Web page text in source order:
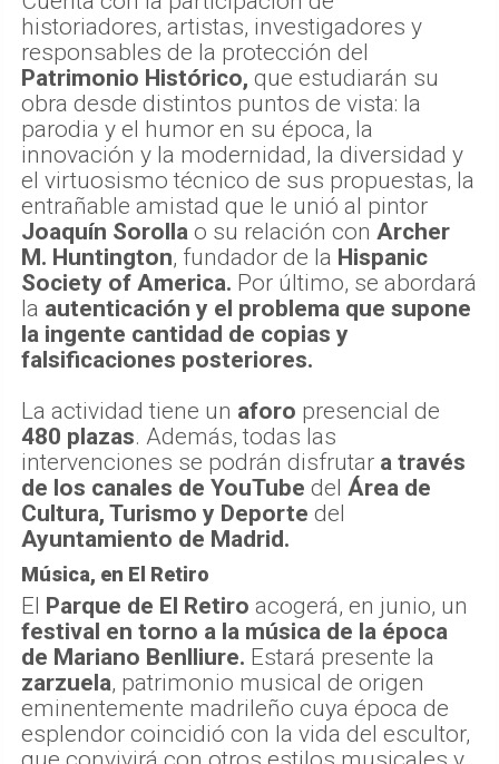
historiadores, artistas, investigadores y
responsables de la protección del
Patrimonio Histórico, que estudiarán su
obra desde distintos puntos de vista: la
parodia y el humor en su época, la
innovación y la modernidad, la diversidad y
el virtuosismo técnico de sus propuestas, la
entrañable amistad que le unió al pintor
Joaquín Sorolla o su relación con Archer
M. Huntington, fundador de la Hispanic
Society of America. Por último, se abordará
la autenticación y el problema que supone
la ingente cantidad de copias y
falsificaciones posteriores.
La actividad tiene un aforo presencial de
480 plazas. Además, todas las
intervenciones se podrán disfrutar a través
de los canales de YouTube del Área de
Cultura, Turismo y Deporte del
Ayuntamiento de Madrid.
Música, en El Retiro
El Parque de El Retiro acogerá, en junio, un
festival en torno a la música de la época
de Mariano Benlliure. Estará presente la
zarzuela, patrimonio musical de origen
eminentemente madrileño cuya época de
esplendor coincidió con la vida del escultor,